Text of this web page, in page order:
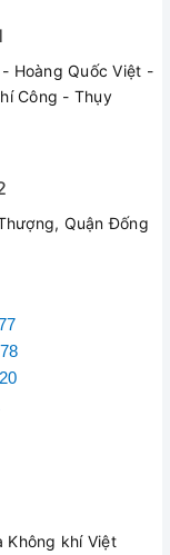
Hoàng Quốc Việt -
Công - Thụy
Quận Đống
Không khí Việt